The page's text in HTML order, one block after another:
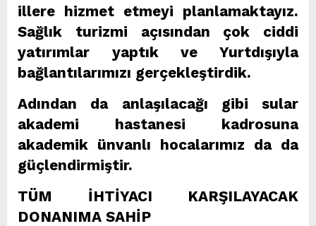
illere hizmet etmeyi planlamaktayız.
Sağlık turizmi açısından çok ciddi
yatırımlar yaptık ve Yurtdışıyla
bağlantılarımızı gerçekleştirdik.
Adından da anlaşılacağı gibi sular
akademi hastanesi kadrosuna
akademik ünvanlı hocalarımız da da
güçlendirmiştir.
TÜM İHTİYACI KARŞILAYACAK
DONANIMA SAHİP